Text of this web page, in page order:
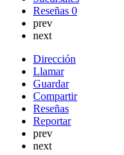
Reseñas 0
prev
next
Dirección
Llamar
Guardar
Compartir
Reseñas
Reportar
prev
next